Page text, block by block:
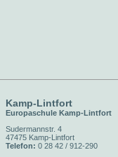
Kamp-Lintfort
Europaschule Kamp-Lintfort
Sudermannstr. 4
47475 Kamp-Lintfort
Telefon: 0 28 42 / 912-290